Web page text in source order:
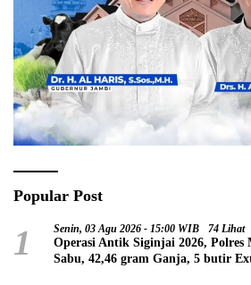
Popular Post
1 Senin, 03 Agu 2026 - 15:00 WIB 74 Lihat
Operasi Antik Siginjai 2026, Polres
Sabu, 42,46 gram Ganja, 5 butir